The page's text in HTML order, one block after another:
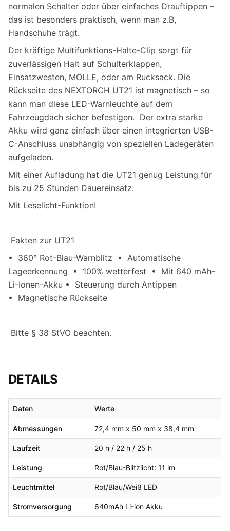
normalen Schalter oder über einfaches Drauftippen –
das ist besonders praktisch, wenn man z.B,
Handschuhe trägt.
Der kräftige Multifunktions-Halte-Clip sorgt für
zuverlässigen Halt auf Schulterklappen,
Einsatzwesten, MOLLE, oder am Rucksack. Die
Rückseite des NEXTORCH UT21 ist magnetisch – so
kann man diese LED-Warnleuchte auf dem
Fahrzeugdach sicher befestigen. Der extra starke
Akku wird ganz einfach über einen integrierten USB-
C-Anschluss unabhängig von speziellen Ladegeräten
aufgeladen.
Mit einer Aufladung hat die UT21 genug Leistung für
bis zu 25 Stunden Dauereinsatz.
Mit Leselicht-Funktion!
Fakten zur UT21
• 360° Rot-Blau-Warnblitz • Automatische
Lageerkennung • 100% wetterfest • Mit 640 mAh-
Li-Ionen-Akku • Steuerung durch Antippen
• Magnetische Rückseite
Bitte § 38 StVO beachten.
DETAILS
Daten Werte
Abmessungen 72,4 mm x 50 mm x 38,4 mm
Laufzeit 20 h / 22 h / 25 h
Leistung Rot/Blau-Blitzlicht: 11 lm
Leuchtmittel Rot/Blau/Weiß LED
Stromversorgung 640mAh Li-ion Akku